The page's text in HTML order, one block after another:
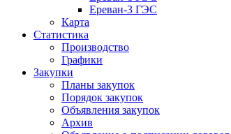
Ереван-3 ГЭС
Карта
Статистика
Производство
Графики
Закупки
Планы закупок
Порядок закупок
Объявления закупок
Архив